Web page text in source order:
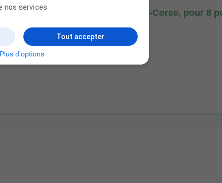
vacances avec piscine en Haute-Corse, pour 8
Florent
nos services
Tout accepter
Plus d'options